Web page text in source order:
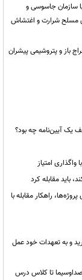
مزدوران مرتبط با سازمان جاسوسی و
نفر از اعضای باندهای مسلح شرارت و اغتشاش
/ حراج باز و پتروشیمی پیشران
یک آیین‌نامه چه بود؟
امتیاز
باید مقابله کرد
راهکار مقابله با
و به تعهدات خود عمل
صداوسیما تا کلاس درس